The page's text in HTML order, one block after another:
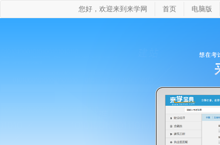
您好，欢迎来到来学网 首页 电脑版